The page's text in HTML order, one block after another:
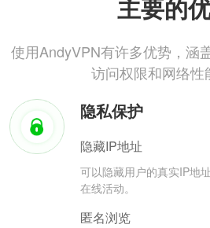
主要的
使用AndyVPN有许多优势，涵
访问权限和网络性
隐私保护
隐藏IP地址
可以隐藏用户的真实IP地
在线活动。
匿名浏览